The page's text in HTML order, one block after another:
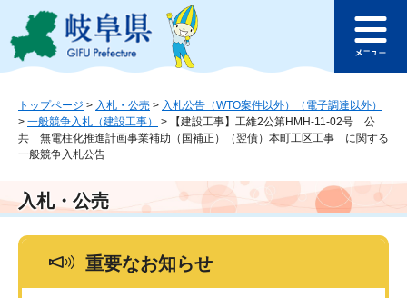
ジ
ュ
文
へ
このページの本文へ
ュ
トップページ > 入札・公売 > 入札公告（WTO案件以外）（電子調達以外）
> 一般競争入札（建設工事） >
【建設工事】工維2公第HMH-11-02号 公
共 無電柱化推進計画事業補助（国補正）（翌債）本町工区工事 に関する
一般競争入札公告
入札・公売
重要なお知らせ